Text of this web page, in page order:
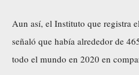
Aun así, el Instituto que registra
señaló que había alrededor de
todo el mundo en 2020 en